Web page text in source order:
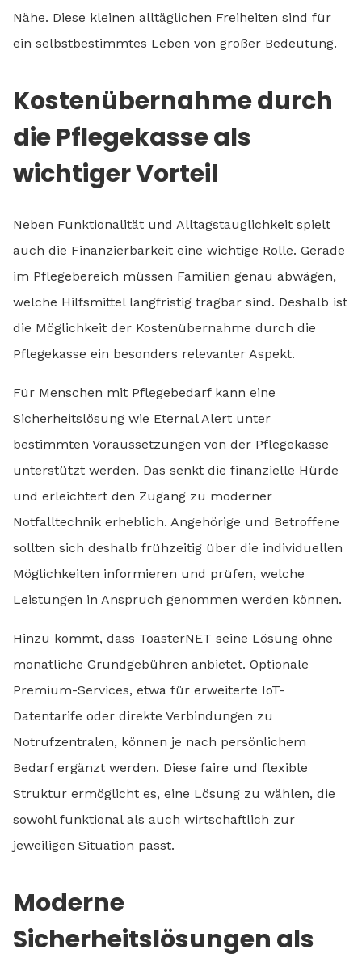
Nähe. Diese kleinen alltäglichen Freiheiten sind für
ein selbstbestimmtes Leben von großer Bedeutung.
Kostenübernahme durch
die Pflegekasse als
wichtiger Vorteil
Neben Funktionalität und Alltagstauglichkeit spielt
auch die Finanzierbarkeit eine wichtige Rolle. Gerade
im Pflegebereich müssen Familien genau abwägen,
welche Hilfsmittel langfristig tragbar sind. Deshalb ist
die Möglichkeit der Kostenübernahme durch die
Pflegekasse ein besonders relevanter Aspekt.
Für Menschen mit Pflegebedarf kann eine
Sicherheitslösung wie Eternal Alert unter
bestimmten Voraussetzungen von der Pflegekasse
unterstützt werden. Das senkt die finanzielle Hürde
und erleichtert den Zugang zu moderner
Notfalltechnik erheblich. Angehörige und Betroffene
sollten sich deshalb frühzeitig über die individuellen
Möglichkeiten informieren und prüfen, welche
Leistungen in Anspruch genommen werden können.
Hinzu kommt, dass ToasterNET seine Lösung ohne
monatliche Grundgebühren anbietet. Optionale
Premium-Services, etwa für erweiterte IoT-
Datentarife oder direkte Verbindungen zu
Notrufzentralen, können je nach persönlichem
Bedarf ergänzt werden. Diese faire und flexible
Struktur ermöglicht es, eine Lösung zu wählen, die
sowohl funktional als auch wirtschaftlich zur
jeweiligen Situation passt.
Moderne
Sicherheitslösungen als